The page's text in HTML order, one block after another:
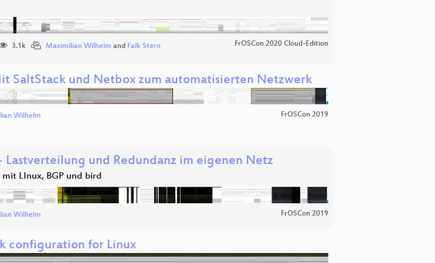
3.1k Maximilian Wilhelm and Falk Stern FrOSCon 2020 Cloud-Edition
SaltStack und Netbox zum automatisierten Netzwerk
Wilhelm FrOSCon 2019
Lastverteilung und Redundanz im eigenen Netz
LInux, BGP und bird
Wilhelm FrOSCon 2019
configuration for Linux